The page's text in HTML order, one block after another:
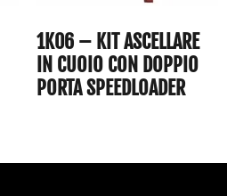
1K06 – KIT ASCELLARE
IN CUOIO CON DOPPIO
PORTA SPEEDLOADER